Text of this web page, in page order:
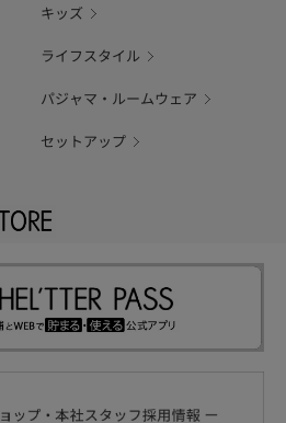
キッズ
ライフスタイル
パジャマ・ルームウェア
セットアップ